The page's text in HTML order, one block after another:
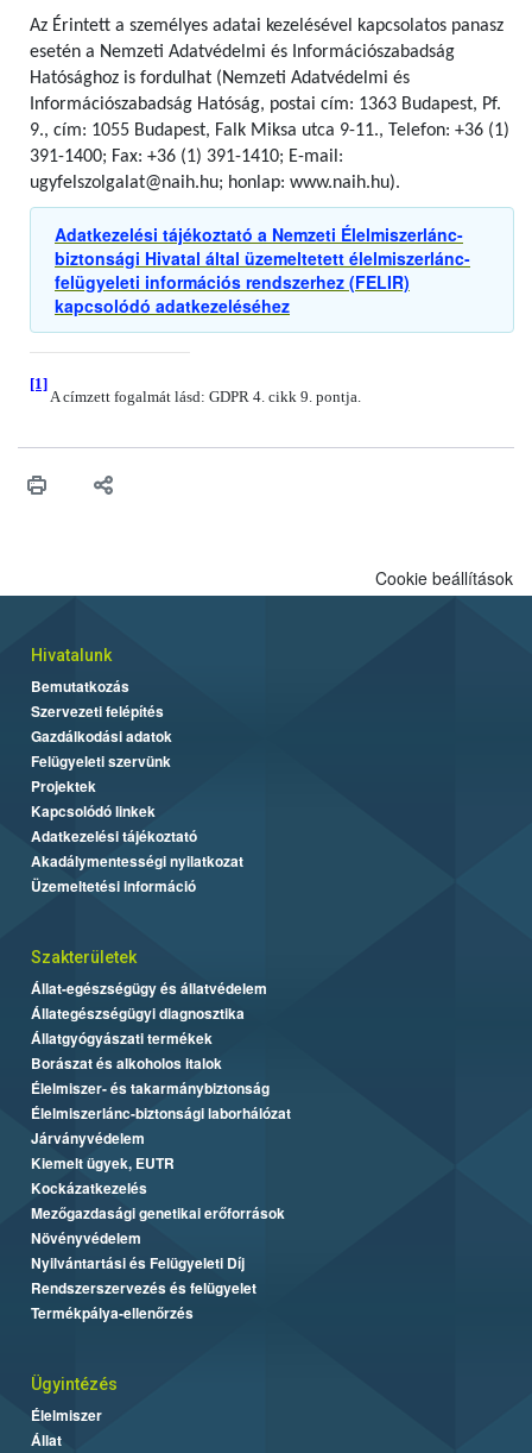
Az Érintett a személyes adatai kezelésével kapcsolatos panasz
esetén a Nemzeti Adatvédelmi és Információszabadság
Hatósághoz is fordulhat (Nemzeti Adatvédelmi és
Információszabadság Hatóság, postai cím: 1363 Budapest, Pf.
9., cím: 1055 Budapest, Falk Miksa utca 9-11., Telefon: +36 (1)
391-1400; Fax: +36 (1) 391-1410; E-mail:
ugyfelszolgalat@naih.hu; honlap: www.naih.hu).
Adatkezelési tájékoztató a Nemzeti Élelmiszerlánc-
biztonsági Hivatal által üzemeltetett élelmiszerlánc-
felügyeleti információs rendszerhez (FELIR)
kapcsolódó adatkezeléséhez
[1]
A címzett fogalmát lásd: GDPR 4. cikk 9. pontja.
Cookie beállítások
Hivatalunk
Bemutatkozás
Szervezeti felépítés
Gazdálkodási adatok
Felügyeleti szervünk
Projektek
Kapcsolódó linkek
Adatkezelési tájékoztató
Akadálymentességi nyilatkozat
Üzemeltetési információ
Szakterületek
Állat-egészségügy és állatvédelem
Állategészségügyi diagnosztika
Állatgyógyászati termékek
Borászat és alkoholos italok
Élelmiszer- és takarmánybiztonság
Élelmiszerlánc-biztonsági laborhálózat
Járványvédelem
Kiemelt ügyek, EUTR
Kockázatkezelés
Mezőgazdasági genetikai erőforrások
Növényvédelem
Nyilvántartási és Felügyeleti Díj
Rendszerszervezés és felügyelet
Termékpálya-ellenőrzés
Ügyintézés
Élelmiszer
Állat